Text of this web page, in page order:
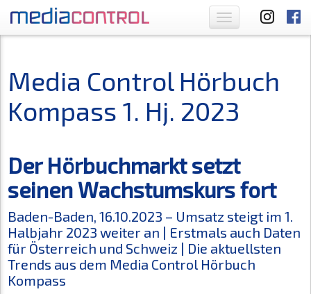
Toggle
navigation
Media Control Hörbuch
Kompass 1. Hj. 2023
Der Hörbuchmarkt setzt
seinen Wachstumskurs fort
Baden-Baden, 16.10.2023 – Umsatz steigt im 1.
Halbjahr 2023 weiter an | Erstmals auch Daten
für Österreich und Schweiz | Die aktuellsten
Trends aus dem Media Control Hörbuch
Kompass